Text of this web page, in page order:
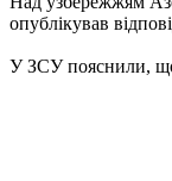
опублікував
У ЗСУ пояснили,